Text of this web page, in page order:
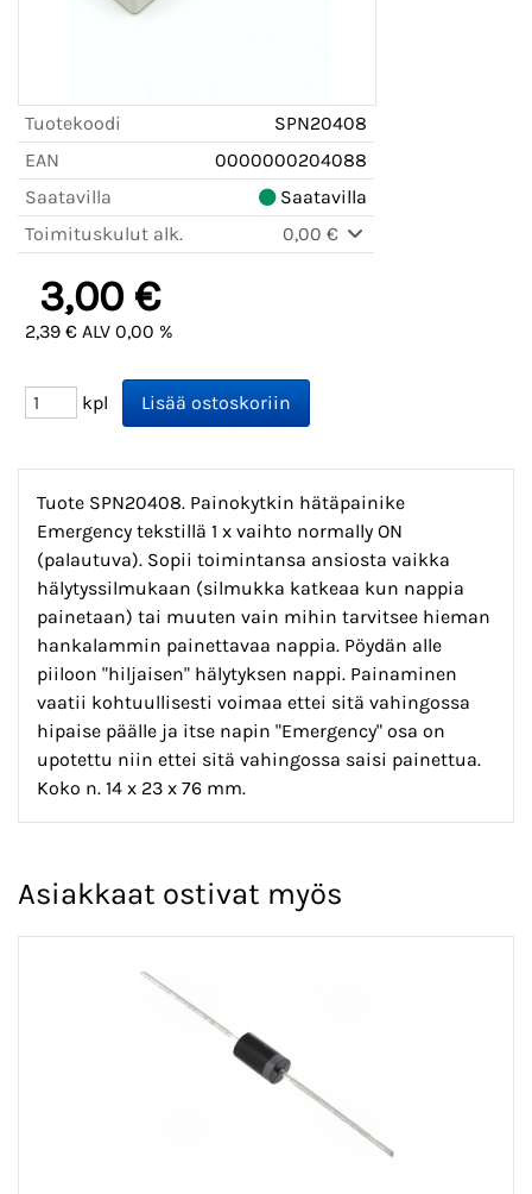
Tuotekoodi
SPN20408
EAN
0000000204088
Saatavilla
Saatavilla
Toimituskulut alk.
0,00 €
3,00 €
2,39 € ALV 0,00 %
kpl
Tuote SPN20408. Painokytkin hätäpainike
Emergency tekstillä 1 x vaihto normally ON
(palautuva). Sopii toimintansa ansiosta vaikka
hälytyssilmukaan (silmukka katkeaa kun nappia
painetaan) tai muuten vain mihin tarvitsee hieman
hankalammin painettavaa nappia. Pöydän alle
piiloon "hiljaisen" hälytyksen nappi. Painaminen
vaatii kohtuullisesti voimaa ettei sitä vahingossa
hipaise päälle ja itse napin "Emergency" osa on
upotettu niin ettei sitä vahingossa saisi painettua.
Koko n. 14 x 23 x 76 mm.
Asiakkaat ostivat myös